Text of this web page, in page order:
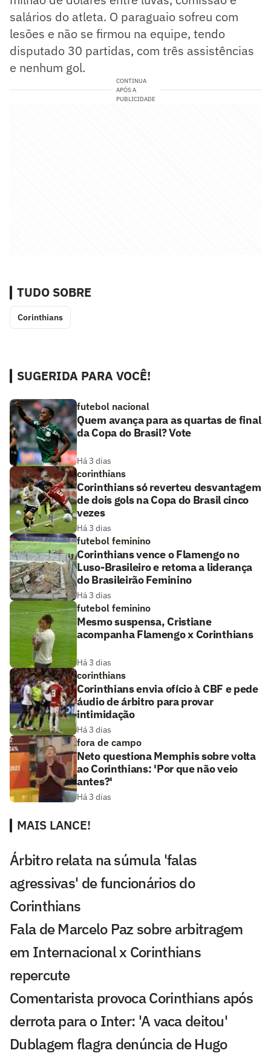
salários do atleta. O paraguaio sofreu com
lesões e não se firmou na equipe, tendo
disputado 30 partidas, com três assistências
e nenhum gol.
CONTINUA
APÓS A
PUBLICIDADE
TUDO SOBRE
Corinthians
SUGERIDA PARA VOCÊ!
futebol nacional
Quem avança para as quartas de final
da Copa do Brasil? Vote
Há 3 dias
corinthians
Corinthians só reverteu desvantagem
de dois gols na Copa do Brasil cinco
vezes
Há 3 dias
futebol feminino
Corinthians vence o Flamengo no
Luso-Brasileiro e retoma a liderança
do Brasileirão Feminino
Há 3 dias
futebol feminino
Mesmo suspensa, Cristiane
acompanha Flamengo x Corinthians
Há 3 dias
corinthians
Corinthians envia ofício à CBF e pede
áudio de árbitro para provar
intimidação
Há 3 dias
fora de campo
Neto questiona Memphis sobre volta
ao Corinthians: 'Por que não veio
antes?'
Há 3 dias
MAIS LANCE!
Árbitro relata na súmula 'falas
agressivas' de funcionários do
Corinthians
Fala de Marcelo Paz sobre arbitragem
em Internacional x Corinthians
repercute
Comentarista provoca Corinthians após
derrota para o Inter: 'A vaca deitou'
Dublagem flagra denúncia de Hugo